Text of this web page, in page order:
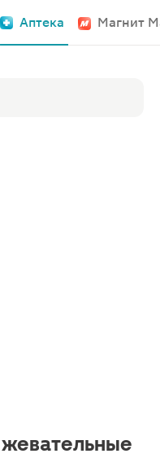
Аптека Магнит